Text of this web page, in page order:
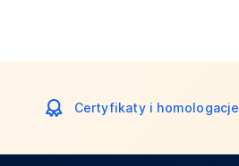
Certyfikaty i homologacje